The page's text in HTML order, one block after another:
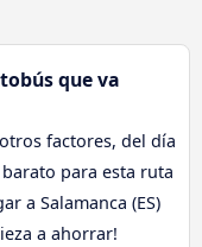
que va
factores, del día
para esta ruta
a Salamanca (ES)
a ahorrar!